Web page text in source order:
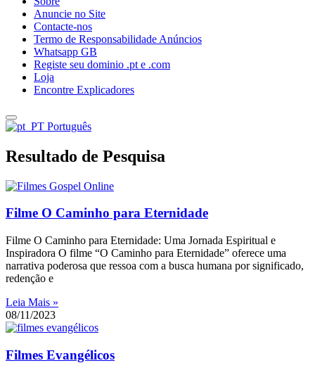
Anuncie no Site
Contacte-nos
Termo de Responsabilidade Anúncios
Whatsapp GB
Registe seu dominio .pt e .com
Loja
Encontre Explicadores
Português
Resultado de Pesquisa
Filme O Caminho para Eternidade
Filme O Caminho para Eternidade: Uma Jornada Espiritual e
Inspiradora O filme “O Caminho para Eternidade” oferece uma
narrativa poderosa que ressoa com a busca humana por significado,
redenção e
Leia Mais »
08/11/2023
Filmes Evangélicos